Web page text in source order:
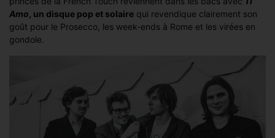
Amo , un disque pop et solaire qui revendique clairement son
goût pour le Prosecco, les week-ends à Rome et les virées en
gondole.